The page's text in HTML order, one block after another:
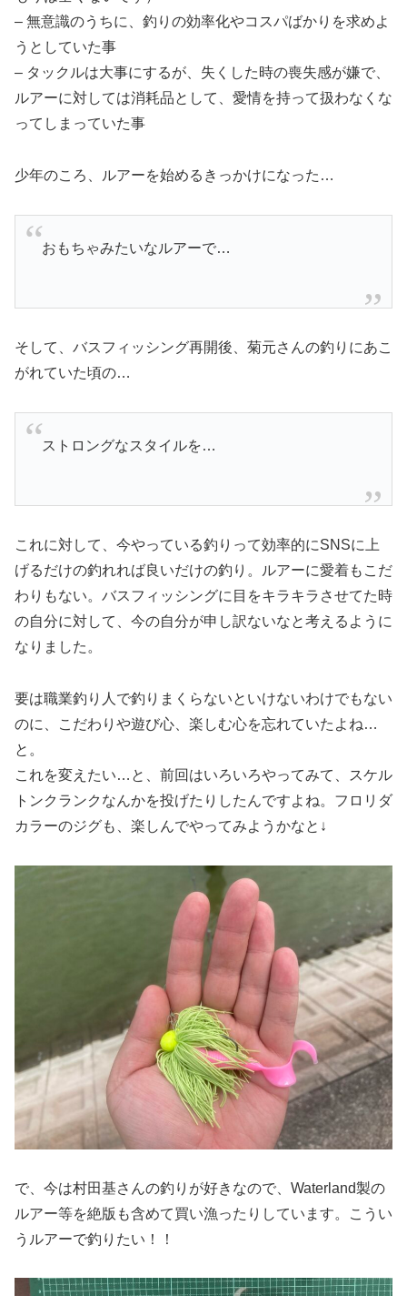
– 無意識のうちに、釣りの効率化やコスパばかりを求めよ
うとしていた事
– タックルは大事にするが、失くした時の喪失感が嫌で、
ルアーに対しては消耗品として、愛情を持って扱わなくな
ってしまっていた事
少年のころ、ルアーを始めるきっかけになった…
おもちゃみたいなルアーで…
そして、バスフィッシング再開後、菊元さんの釣りにあこ
がれていた頃の…
ストロングなスタイルを…
これに対して、今やっている釣りって効率的にSNSに上
げるだけの釣れれば良いだけの釣り。ルアーに愛着もこだ
わりもない。バスフィッシングに目をキラキラさせてた時
の自分に対して、今の自分が申し訳ないなと考えるように
なりました。
要は職業釣り人で釣りまくらないといけないわけでもない
のに、こだわりや遊び心、楽しむ心を忘れていたよね…
と。
これを変えたい…と、前回はいろいろやってみて、スケル
トンクランクなんかを投げたりしたんですよね。フロリダ
カラーのジグも、楽しんでやってみようかなと↓
で、今は村田基さんの釣りが好きなので、Waterland製の
ルアー等を絶版も含めて買い漁ったりしています。こうい
うルアーで釣りたい！！